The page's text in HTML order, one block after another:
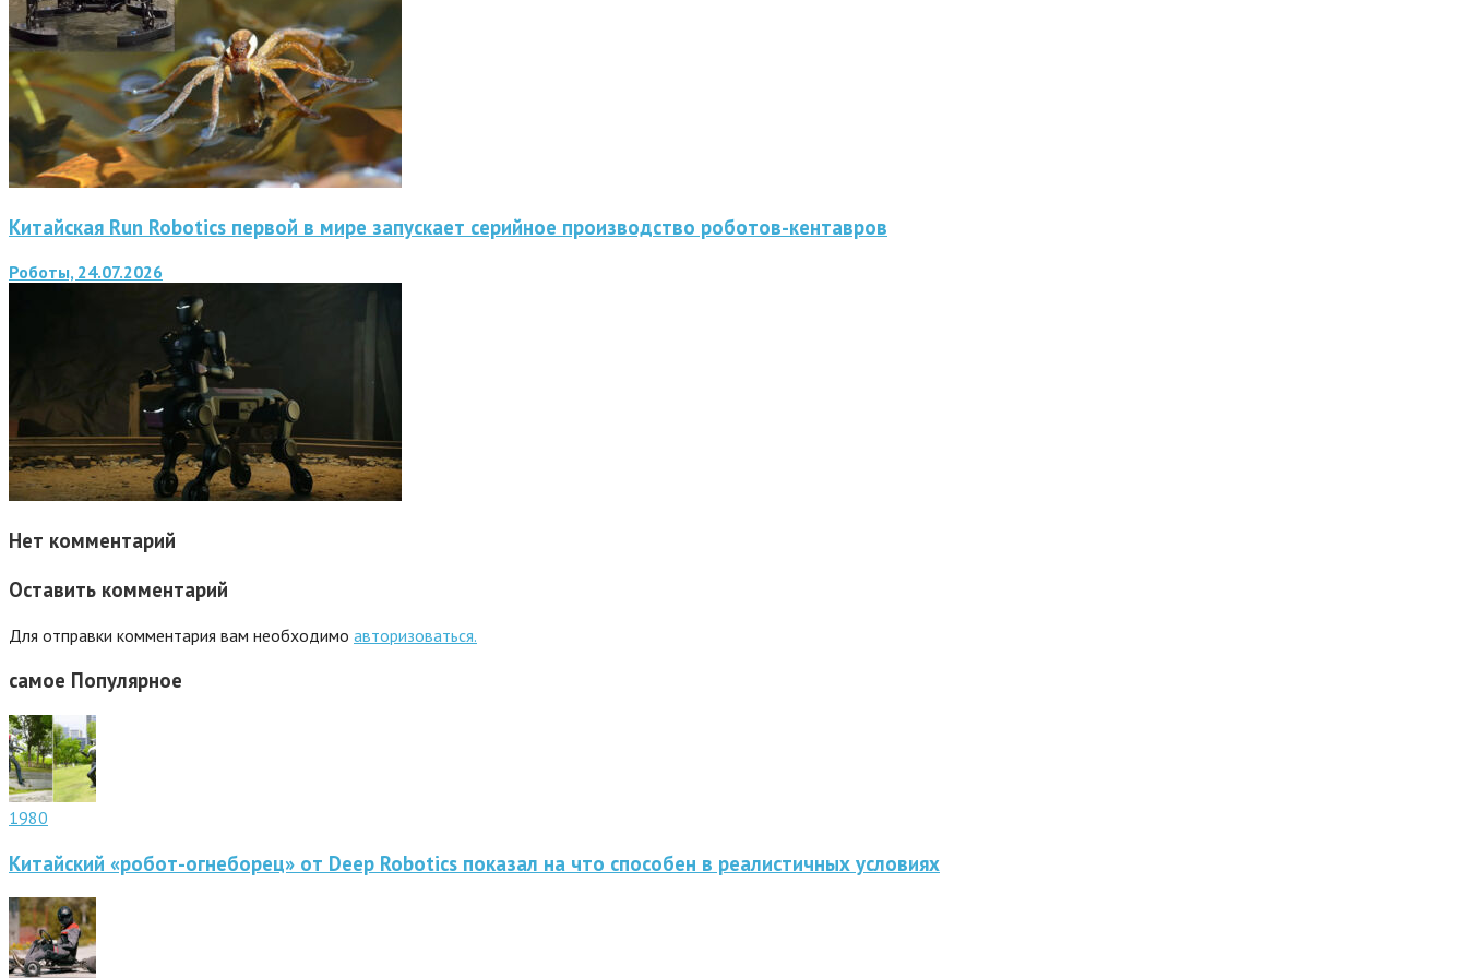
Китайская Run Robotics первой в мире запускает серийное производство роботов-кентавров
Роботы, 24.07.2026
Нет комментарий
Оставить комментарий
Для отправки комментария вам необходимо авторизоваться.
самое Популярное
1980
Китайский «робот-огнеборец» от Deep Robotics показал на что способен в реалистичных условиях